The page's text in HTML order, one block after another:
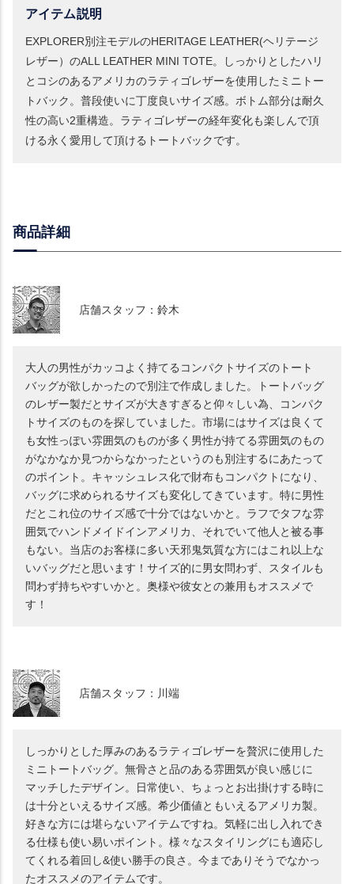
アイテム説明
EXPLORER別注モデルのHERITAGE LEATHER(ヘリテージ
レザー）のALL LEATHER MINI TOTE。しっかりとしたハリ
とコシのあるアメリカのラティゴレザーを使用したミニトー
トバック。普段使いに丁度良いサイズ感。ボトム部分は耐久
性の高い2重構造。ラティゴレザーの経年変化も楽しんで頂
ける永く愛用して頂けるトートバックです。
商品詳細
店舗スタッフ：鈴木
大人の男性がカッコよく持てるコンパクトサイズのトート
バッグが欲しかったので別注で作成しました。トートバッグ
のレザー製だとサイズが大きすぎると仰々しい為、コンパク
トサイズのものを探していました。市場にはサイズは良くて
も女性っぽい雰囲気のものが多く男性が持てる雰囲気のもの
がなかなか見つからなかったというのも別注するにあたって
のポイント。キャッシュレス化で財布もコンパクトになり、
バッグに求められるサイズも変化してきています。特に男性
だとこれ位のサイズ感で十分ではないかと。ラフでタフな雰
囲気でハンドメイドインアメリカ、それでいて他人と被る事
もない。当店のお客様に多い天邪鬼気質な方にはこれ以上な
いバッグだと思います！サイズ的に男女問わず、スタイルも
問わず持ちやすいかと。奥様や彼女との兼用もオススメで
す！
店舗スタッフ：川端
しっかりとした厚みのあるラティゴレザーを贅沢に使用した
ミニトートバッグ。無骨さと品のある雰囲気が良い感じに
マッチしたデザイン。日常使い、ちょっとお出掛けする時に
は十分といえるサイズ感。希少価値ともいえるアメリカ製。
好きな方には堪らないアイテムですね。気軽に出し入れでき
る仕様も使い易いポイント。様々なスタイリングにも適応し
てくれる着回し&使い勝手の良さ。今までありそうでなかっ
たオススメのアイテムです。